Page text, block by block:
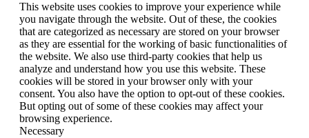
This website uses cookies to improve your experience while
you navigate through the website. Out of these, the cookies
that are categorized as necessary are stored on your browser
as they are essential for the working of basic functionalities of
the website. We also use third-party cookies that help us
analyze and understand how you use this website. These
cookies will be stored in your browser only with your
consent. You also have the option to opt-out of these cookies.
But opting out of some of these cookies may affect your
browsing experience.
Necessary